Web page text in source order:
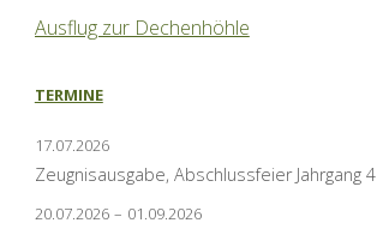
Ausflug zur Dechenhöhle
TERMINE
17.07.2026
Zeugnisausgabe, Abschlussfeier Jahrgang 4
20.07.2026 – 01.09.2026